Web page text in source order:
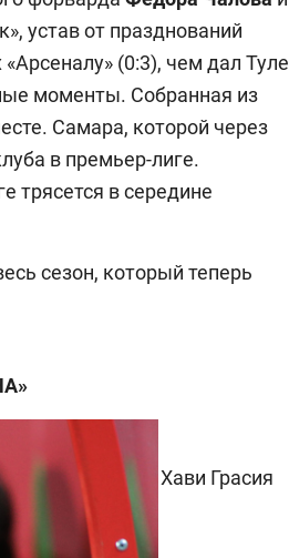
устав от празднований
(0:3), чем дал Туле
моменты. Собранная из
Самара, которой через
в премьер-лиге.
трясется в середине
сезон, который теперь
Хави Грасия